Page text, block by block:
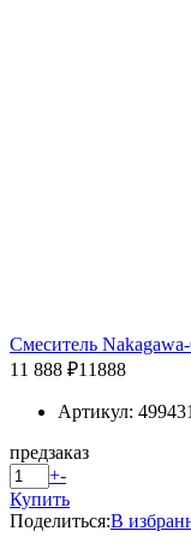
Смеситель
11 888 ₽11888
Артикул:
предзаказ
+-
Купить
Поделиться:В